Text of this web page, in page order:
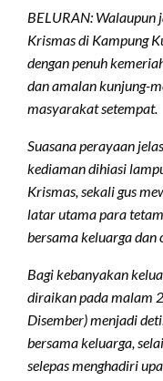
BELURAN: Walaupun
Krismas di Kampung
dengan penuh
dan amalan kunjung-
masyarakat setempat.
Suasana perayaan
kediaman dihiasi
Krismas, sekali gus
latar utama para
bersama keluarga dan
Bagi kebanyakan
diraikan pada malam
Disember) menjadi
bersama keluarga,
selepas menghadiri